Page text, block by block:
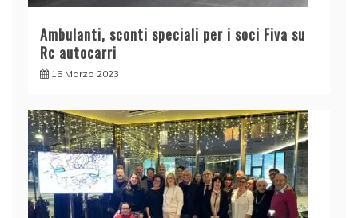
Ambulanti, sconti speciali per i soci Fiva su
Rc autocarri
15 Marzo 2023